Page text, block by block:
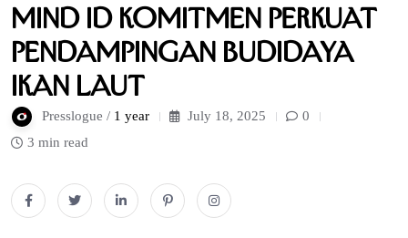
MIND ID Komitmen Perkuat
Pendampingan Budidaya
Ikan Laut
Presslogue / 1 year July 18, 2025
0
3 min read